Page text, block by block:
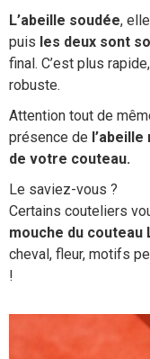
L’abeille soudée,
puis les deux sont
final. C’est plus
robuste.
Attention tout de
présence de
de votre couteau.
Le saviez-vous ?
Certains couteliers
mouche du couteau
cheval, fleur, motifs
!